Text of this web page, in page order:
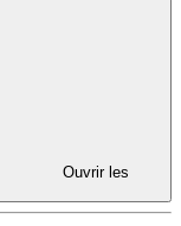
Ouvrir les